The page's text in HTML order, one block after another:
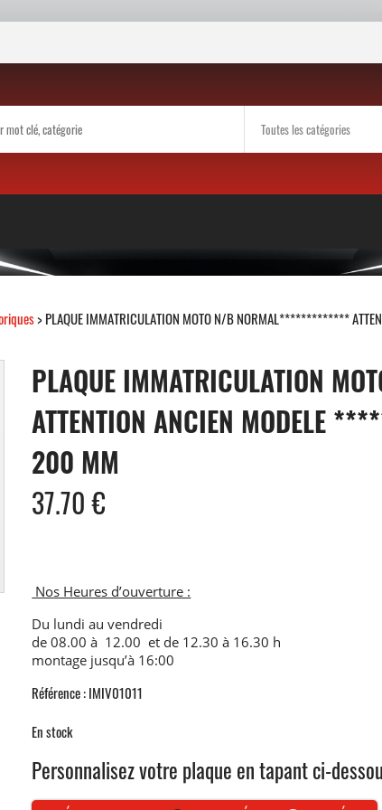
> PLAQUE IMMATRICULATION MOTO N/B NORMAL*************
PLAQUE IMMATRICULATION
ATTENTION ANCIEN MODELE
200 MM
37.70€
Nos Heures d’ouverture :
Du lundi au vendredi
de 08.00 à 12.00 et de 12.30 à 16.30 h
montage jusqu’à 16:00
Référence : IMIV01011
En stock
Personnalisez votre plaque en tapant ci-